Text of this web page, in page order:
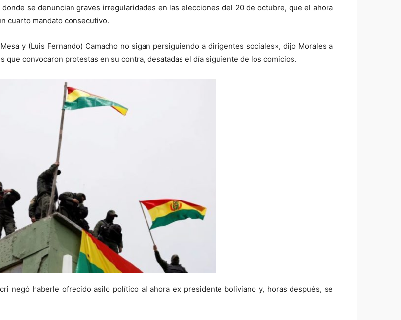
se denuncian graves irregularidades en las elecciones del 20 de octubre, que el ahora
cuarto mandato consecutivo.
y (Luis Fernando) Camacho no sigan persiguiendo a dirigentes sociales», dijo Morales a
convocaron protestas en su contra, desatadas el día siguiente de los comicios.
negó haberle ofrecido asilo político al ahora ex presidente boliviano y, horas después, se